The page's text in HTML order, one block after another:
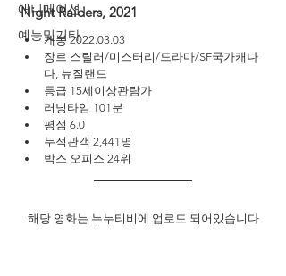
애니메이션
예능및기타
Night Raiders, 2021
개봉 2022.03.03
장르 스릴러/미스터리/드라마/SF국가캐나
다, 뉴질랜드
등급 15세이상관람가
러닝타임 101분
평점 6.0
누적관객 2,441명
박스 오피스 24위
해당 영화는 누누티비에 업로드 되어있습니다